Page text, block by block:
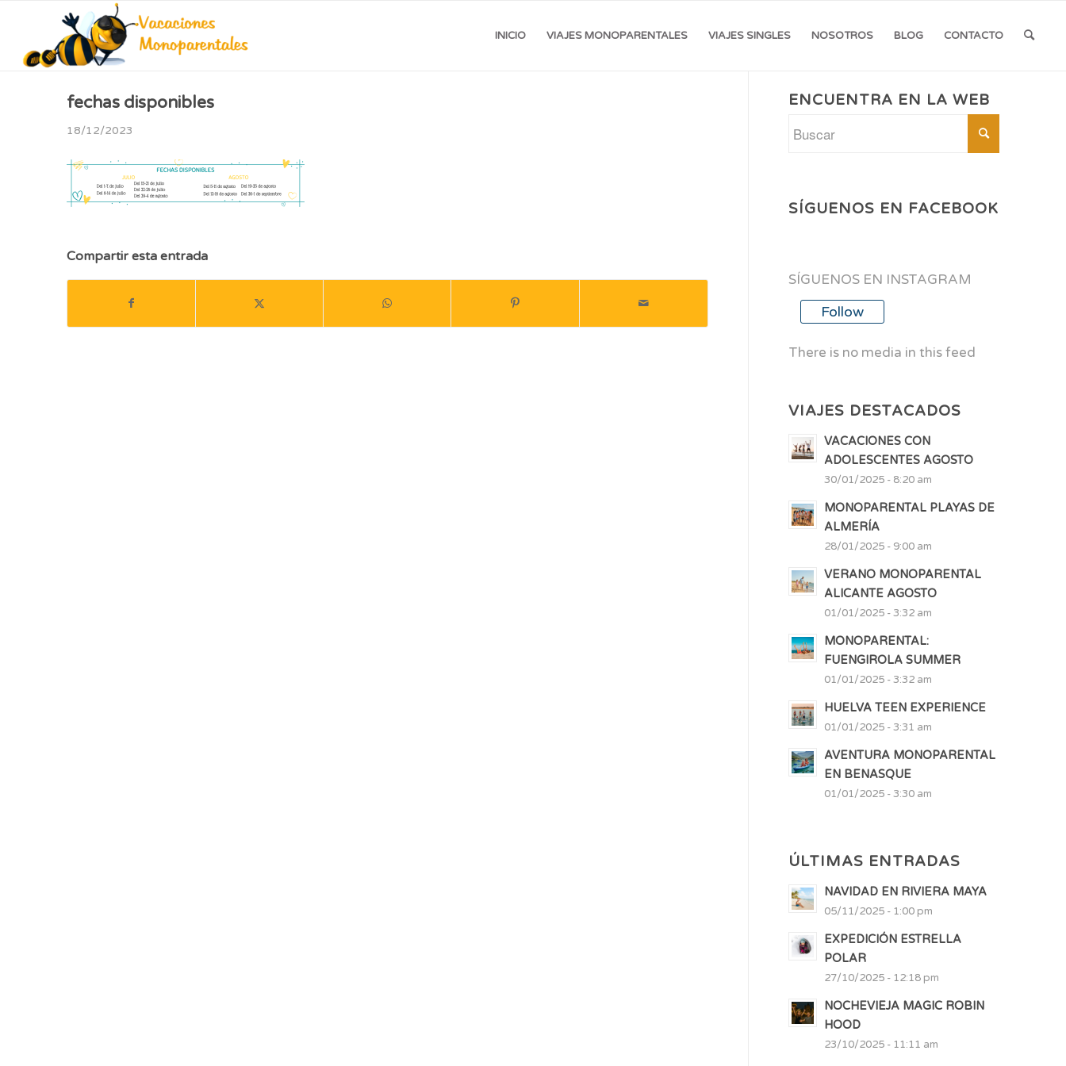
INICIO VIAJES MONOPARENTALES VIAJES SINGLES NOSOTROS BLOG CONTACTO
fechas disponibles
18/12/2023
Compartir esta entrada
ENCUENTRA EN LA WEB
SÍGUENOS EN FACEBOOK
SÍGUENOS EN INSTAGRAM
Follow
There is no media in this feed
VIAJES DESTACADOS
VACACIONES CON
ADOLESCENTES AGOSTO
30/01/2025 - 8:20 am
MONOPARENTAL PLAYAS DE
ALMERÍA
28/01/2025 - 9:00 am
VERANO MONOPARENTAL
ALICANTE AGOSTO
01/01/2025 - 3:32 am
MONOPARENTAL:
FUENGIROLA SUMMER
01/01/2025 - 3:32 am
HUELVA TEEN EXPERIENCE
01/01/2025 - 3:31 am
AVENTURA MONOPARENTAL
EN BENASQUE
01/01/2025 - 3:30 am
ÚLTIMAS ENTRADAS
NAVIDAD EN RIVIERA MAYA
05/11/2025 - 1:00 pm
EXPEDICIÓN ESTRELLA
POLAR
27/10/2025 - 12:18 pm
NOCHEVIEJA MAGIC ROBIN
HOOD
23/10/2025 - 11:11 am